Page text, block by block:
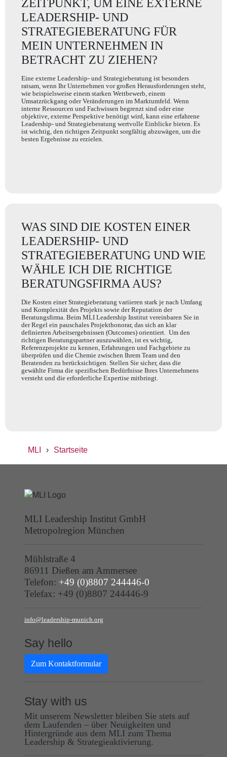
ZEITPUNKT, UM EINE EXTERNE
LEADERSHIP- UND
STRATEGIEBERATUNG FÜR
MEIN UNTERNEHMEN IN
BETRACHT ZU ZIEHEN?
Eine externe Leadership- und Strategieberatung ist besonders
ratsam, wenn Ihr Unternehmen vor großen Herausforderungen steht,
wie beispielsweise einem starken Wettbewerb, einem
Umsatzrückgang oder Veränderungen im Marktumfeld. Wenn
interne Ressourcen und Fachwissen begrenzt sind oder eine
objektive, externe Perspektive benötigt wird, kann eine erfahrene
Leadership- und Strategieberatung wertvolle Einblicke bieten. Es
ist wichtig, den richtigen Zeitpunkt sorgfältig abzuwägen, um die
besten Ergebnisse zu erzielen.
WAS SIND DIE KOSTEN EINER
LEADERSHIP- UND
STRATEGIEBERATUNG UND WIE
WÄHLE ICH DIE RICHTIGE
BERATUNGSFIRMA AUS?
Die Kosten einer Strategieberatung variieren stark je nach Umfang
und Komplexität des Projekts sowie der Reputation der
Beratungsfirma. Beim MLI Leadership Institut vereinbaren Sie in
der Regel ein pauschales Projekthonorar, das sich an klar
definierten Arbeitsergebnissen (Outcomes) orientiert. Um den
richtigen Beratungspartner auszuwählen, ist es wichtig,
Referenzprojekte zu kennen, Erfahrungen und Fachgebiete zu
überprüfen und die Chemie zwischen Ihrem Team und den
Beratenden zu berücksichtigen. Stellen Sie sicher, dass die
gewählte Firma die spezifischen Bedürfnisse Ihres Unternehmens
versteht und die erforderliche Expertise mitbringt.
MLI › Startseite
MLI Leadership Institut GmbH
Metropolregion München
Mühlstraße 4
86911 Dießen am Ammersee
Telefon: +49 (0)8807 244446-0
Telefax: +49 (0)8807 244446-9
info@leadership-munich.org
Say hello
Zum Kontaktformular
Stay with us
Mit unserem Newsletter bleiben Sie stets auf
dem Laufenden – über Neuigkeiten und
Hintergründe aus dem MLI zum Thema
Leadership & Strategieaktivierung.